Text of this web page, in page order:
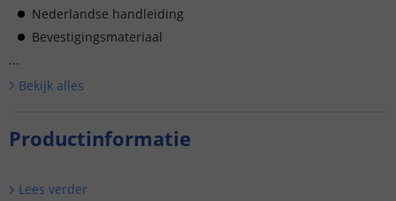
Nederlandse handleiding
Bevestigingsmateriaal
...
Bekijk alles
Productinformatie
Lees verder